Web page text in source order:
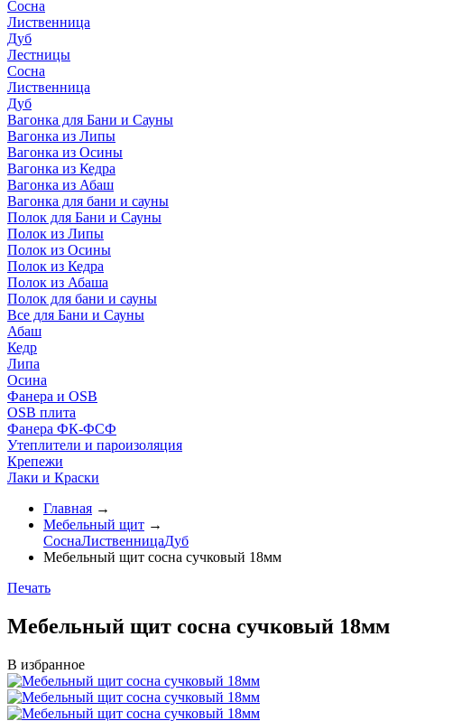
Сосна
Лиственница
Дуб
Лестницы
Сосна
Лиственница
Дуб
Вагонка для Бани и Сауны
Вагонка из Липы
Вагонка из Осины
Вагонка из Кедра
Вагонка из Абаш
Вагонка для бани и сауны
Полок для Бани и Сауны
Полок из Липы
Полок из Осины
Полок из Кедра
Полок из Абаша
Полок для бани и сауны
Все для Бани и Сауны
Абаш
Кедр
Липа
Осина
Фанера и OSB
OSB плита
Фанера ФК-ФСФ
Утеплители и пароизоляция
Крепежи
Лаки и Краски
Главная →
Мебельный щит →
СоснаЛиственницаДуб
Мебельный щит сосна сучковый 18мм
Печать
Мебельный щит сосна сучковый 18мм
В избранное